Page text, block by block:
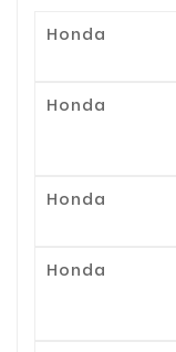
Honda
Honda
Honda
Honda